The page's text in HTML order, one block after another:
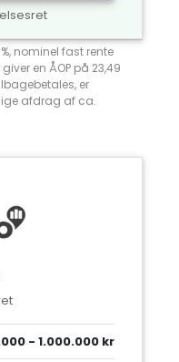
nominel fast rente
en ÅOP på 23,49
er
afdrag af ca.
- 1.000.000 kr